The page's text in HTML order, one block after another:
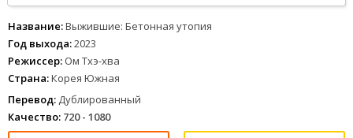
Название:Выжившие: Бетонная утопия
Год выхода:2023
Режиссер: Ом Тхэ-хва
Страна:Корея Южная
Перевод: Дублированный
Качество: 720 - 1080